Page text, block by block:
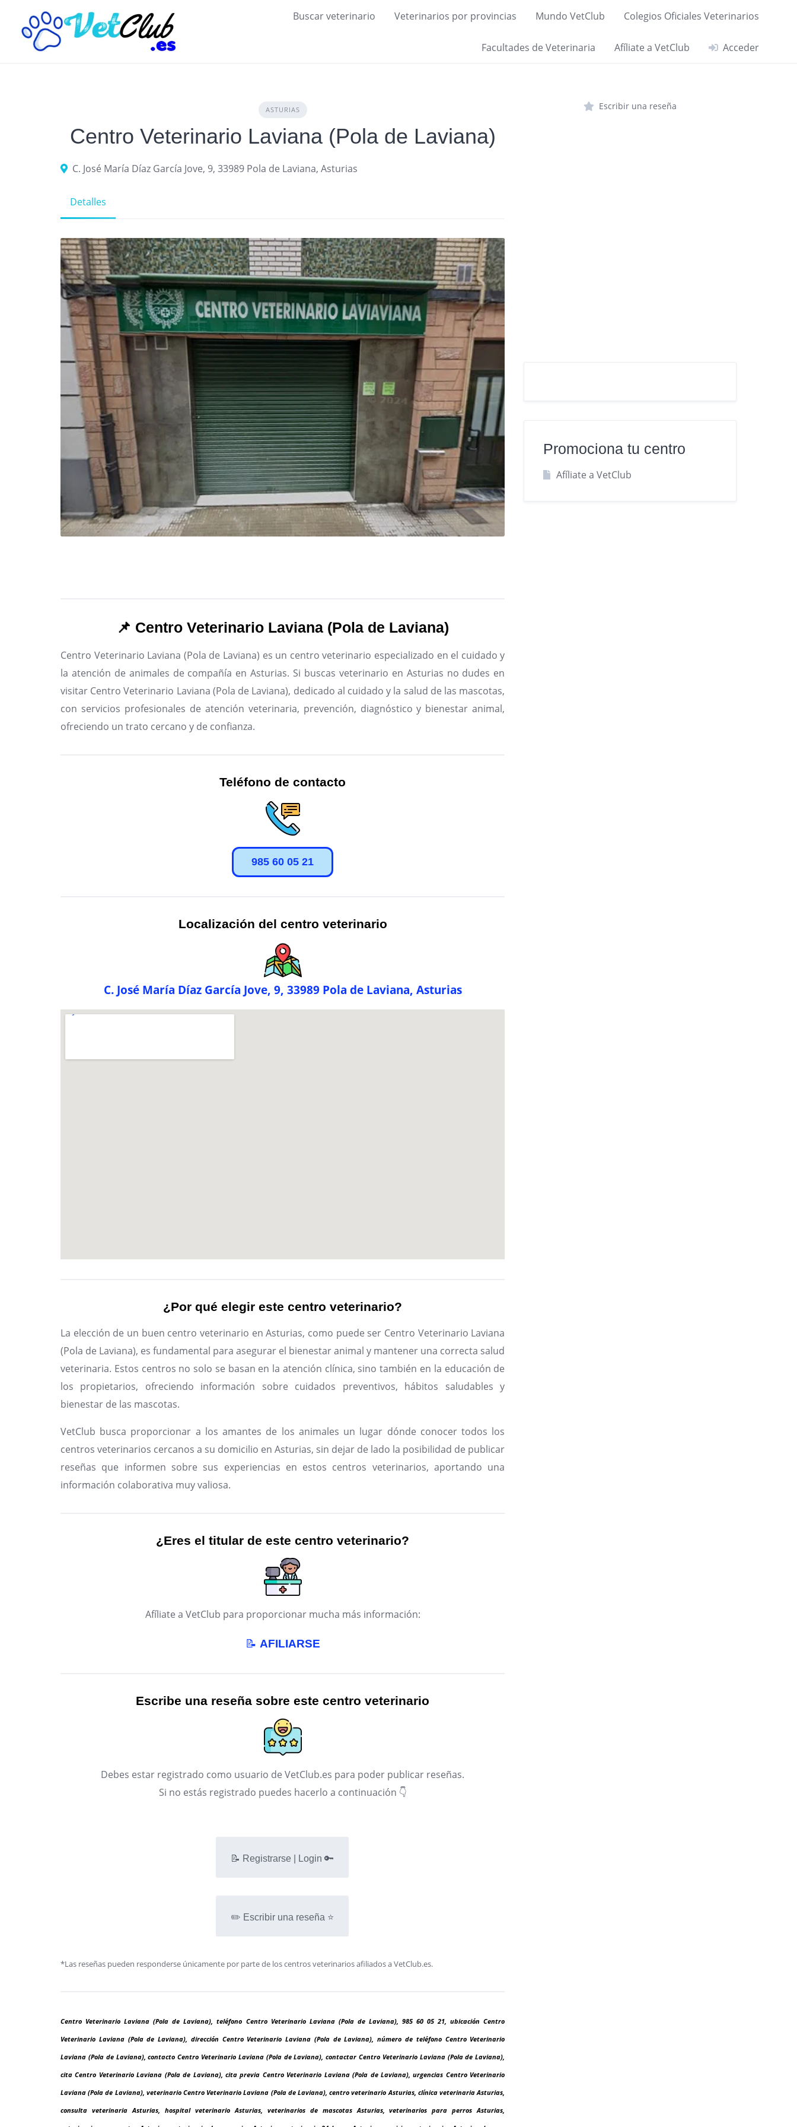
content
Buscar veterinario Veterinarios por provincias Mundo VetClub Colegios Oficiales Veterinarios
Facultades de Veterinaria Afíliate a VetClub Acceder
ASTURIAS
Centro Veterinario Laviana (Pola de Laviana)
C. José María Díaz García Jove, 9, 33989 Pola de Laviana, Asturias
Detalles
📌 Centro Veterinario Laviana (Pola de Laviana)
Centro Veterinario Laviana (Pola de Laviana) es un centro veterinario especializado en el cuidado y
la atención de animales de compañía en Asturias. Si buscas veterinario en Asturias no dudes en
visitar Centro Veterinario Laviana (Pola de Laviana), dedicado al cuidado y la salud de las mascotas,
con servicios profesionales de atención veterinaria, prevención, diagnóstico y bienestar animal,
ofreciendo un trato cercano y de confianza.
Teléfono de contacto
985 60 05 21
Localización del centro veterinario
C. José María Díaz García Jove, 9, 33989 Pola de Laviana, Asturias
¿Por qué elegir este centro veterinario?
La elección de un buen centro veterinario en Asturias, como puede ser Centro Veterinario Laviana
(Pola de Laviana), es fundamental para asegurar el bienestar animal y mantener una correcta salud
veterinaria. Estos centros no solo se basan en la atención clínica, sino también en la educación de
los propietarios, ofreciendo información sobre cuidados preventivos, hábitos saludables y
bienestar de las mascotas.
VetClub busca proporcionar a los amantes de los animales un lugar dónde conocer todos los
centros veterinarios cercanos a su domicilio en Asturias, sin dejar de lado la posibilidad de publicar
reseñas que informen sobre sus experiencias en estos centros veterinarios, aportando una
información colaborativa muy valiosa.
¿Eres el titular de este centro veterinario?
Afíliate a VetClub para proporcionar mucha más información:
📝 AFILIARSE
Escribe una reseña sobre este centro veterinario
Debes estar registrado como usuario de VetClub.es para poder publicar reseñas.
Si no estás registrado puedes hacerlo a continuación 👇
📝 Registrarse | Login 🔑
✏️ Escribir una reseña ⭐
*Las reseñas pueden responderse únicamente por parte de los centros veterinarios afiliados a VetClub.es.
Centro Veterinario Laviana (Pola de Laviana), teléfono Centro Veterinario Laviana (Pola de Laviana), 985 60 05 21, ubicación Centro
Veterinario Laviana (Pola de Laviana), dirección Centro Veterinario Laviana (Pola de Laviana), número de teléfono Centro Veterinario
Laviana (Pola de Laviana), contacto Centro Veterinario Laviana (Pola de Laviana), contactar Centro Veterinario Laviana (Pola de Laviana),
cita Centro Veterinario Laviana (Pola de Laviana), cita previa Centro Veterinario Laviana (Pola de Laviana), urgencias Centro Veterinario
Laviana (Pola de Laviana), veterinario Centro Veterinario Laviana (Pola de Laviana), centro veterinario Asturias, clínica veterinaria Asturias,
consulta veterinaria Asturias, hospital veterinario Asturias, veterinarios de mascotas Asturias, veterinarios para perros Asturias,
Escribir una reseña
Promociona tu centro
Afíliate a VetClub